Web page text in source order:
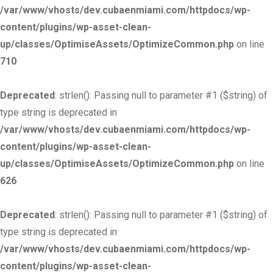
/var/www/vhosts/dev.cubaenmiami.com/httpdocs/wp-
content/plugins/wp-asset-clean-
up/classes/OptimiseAssets/OptimizeCommon.php on line
710
Deprecated: strlen(): Passing null to parameter #1 ($string) of
type string is deprecated in
/var/www/vhosts/dev.cubaenmiami.com/httpdocs/wp-
content/plugins/wp-asset-clean-
up/classes/OptimiseAssets/OptimizeCommon.php on line
626
Deprecated: strlen(): Passing null to parameter #1 ($string) of
type string is deprecated in
/var/www/vhosts/dev.cubaenmiami.com/httpdocs/wp-
content/plugins/wp-asset-clean-